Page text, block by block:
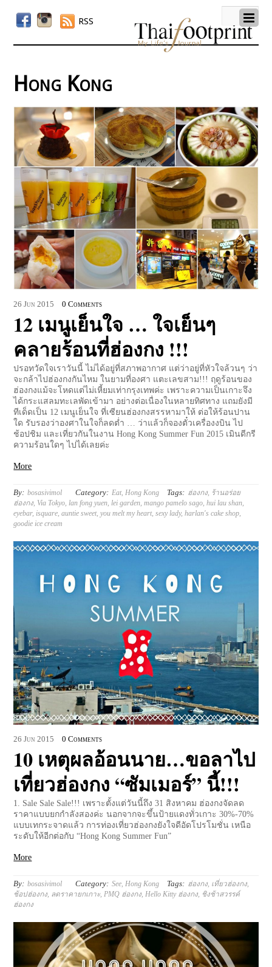
RSS
Hong Kong
26 Jun 2015 0 Comments
12 เมนูเย็นใจ … ใจเย็นๆ
คลายร้อนที่ฮ่องกง !!!
ปรอทวัดใจเราวันนี้ ไม่ได้อยู่ที่สภาพอากาศ แต่ว่าอยู่ที่หัวใจล้วนๆ ว่า
จะกล้าไปฮ่องกงกันไหม ในยามที่องศา แตะเลขสาม!!! ฤดูร้อนของ
ฮ่องกงแม้จะโหดแต่ไม่เหี้ยมเท่ากรุงเทพค่ะ เพราะความเป็นเกาะจึง
ได้กระแสลมทะเลพัดเข้ามา อย่างต่อเนื่องในหลายทิศทาง แถมยังมี
ทีเด็ดเป็น 12 เมนูเย็นใจ ที่เซียนฮ่องกงสรรหามาให้ ต่อให้ร้อนปาน
ใด รับรองว่าองศาในใจก็ลดต่ำ … ว่าแล้วก็จองตั๋วเครื่องงบิน ไป
ช้อปชิม และเที่ยวกันในงาน Hong Kong Summer Fun 2015 เมินดีกรี
ความร้อนใดๆ ไปได้เลยค่ะ
More
By: bosasivimol Category: Eat, Hong Kong Tags: ฮ่องกง, ร้านอร่อย
ฮ่องกง, Via Tokyo lan fong yuen lei garden ,mango pamelo sago ,hui lau shan
eyebar, isquare ,auntie sweet,you melt my heart,sexy lady,harlan's cake shop
goodie ice cream
26 Jun 2015 0 Comments
10 เหตุผลอ้อนนาย…ขอลาไป
เที่ยวฮ่องกง “ซัมเมอร์” นี้!!!
1. Sale Sale Sale!!! เพราะตั้งแต่วันนี้ถึง 31 สิงหาคม ฮ่องกงจัดลด
ราคาแบบยกกำลังสองค่ะ นอกจากจะขึ้นป้ายแดงทั่วเกาะ 30%-70%
แบบเทกระจาดแล้ว การท่องเที่ยวฮ่องกงยังใจดีอัดโปรโมชั่น เหนือ
ระดับให้อีกต่อกับ “Hong Kong Summer Fun”
More
By: bosasivimol Category: See,Hong Kong Tags: ฮ่องกง, เที่ยวฮ่องกง,
ช้อปฮ่องกง, ลดราคายกเกาะ,PMQ ฮ่องกง,Hello Kitty ฮ่องกง, ชิงช้าสวรรค์
ฮ่องกง